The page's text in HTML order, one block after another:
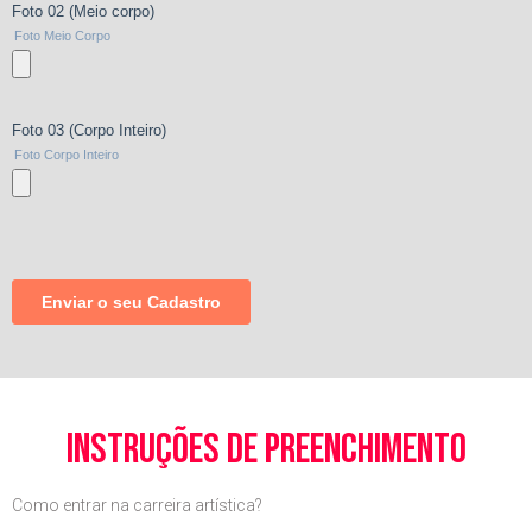
instruções de preenchimento
Como entrar na carreira artística?